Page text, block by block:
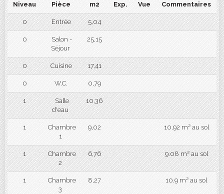
Niveau Pièce m2 Exp. Vue Commentaires
0 Entrée 5,04
0
Salon -
Séjour
25,15
0 Cuisine 17,41
0 W.C. 0,79
1
Salle
d'eau
10,36
1
Chambre
1
9,02 10.92 m² au sol
1
Chambre
2
6,76 9.08 m² au sol
1
Chambre
3
8,27 10.9 m² au sol